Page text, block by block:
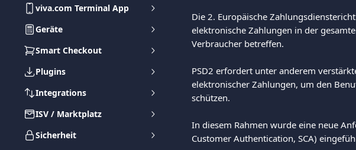
viva.com Terminal App
Geräte
Smart Checkout
Plugins
Integrations
ISV / Marktplatz
Sicherheit
Die 2. Europäische
elektronische Zahlungen in der
Verbraucher betreffen.
PSD2 erfordert unter anderem
elektronischer Zahlungen, um den
schützen.
In diesem Rahmen wurde eine neue
Customer Authentication, SCA)